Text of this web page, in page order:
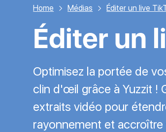
Home Médias Éditer un live
Éditer un
Optimisez la portée de
clin d'œil grâce à Yuzzit !
extraits vidéo pour
rayonnement et